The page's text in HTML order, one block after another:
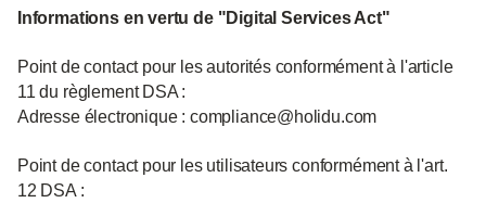
Informations en vertu de "Digital Services Act"
Point de contact pour les autorités conformément à l'article
11 du règlement DSA :
Adresse électronique : compliance@holidu.com
Point de contact pour les utilisateurs conformément à l'art.
12 DSA :